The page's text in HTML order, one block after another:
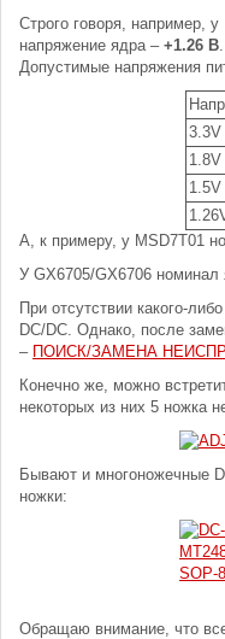
Строго говоря, например,
напряжение ядра – +1.26 В
Допустимые напряжения
3.3V
1.8V
1.5V
А, к примеру, у MSD7T01
У GX6705/GX6706 номинал
При отсутствии какого-
DC/DC. Однако, после
– ПОИСК/ЗАМЕНА
Конечно же, можно
некоторых из них 5 ножка
Бывают и многоножечные
ножки:
Обращаю внимание, что